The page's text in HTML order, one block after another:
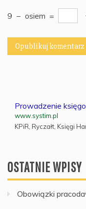
9 − osiem =
Prowadzenie
www.systim.pl
KPiR, Ryczałt, Księgi
OSTATNIE WPISY
Obowiązki